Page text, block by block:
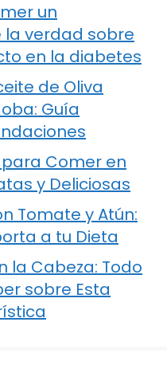
un
la verdad sobre
en la diabetes
de Oliva
Guía
para Comer en
y Deliciosas
Tomate y Atún:
a tu Dieta
la Cabeza: Todo
sobre Esta